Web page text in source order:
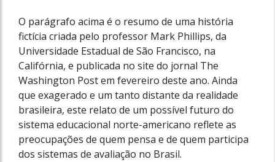
O parágrafo acima é o resumo de uma história
fictícia criada pelo professor Mark Phillips, da
Universidade Estadual de São Francisco, na
Califórnia, e publicada no site do jornal The
Washington Post em fevereiro deste ano. Ainda
que exagerado e um tanto distante da realidade
brasileira, este relato de um possível futuro do
sistema educacional norte-americano reflete as
preocupações de quem pensa e de quem participa
dos sistemas de avaliação no Brasil.